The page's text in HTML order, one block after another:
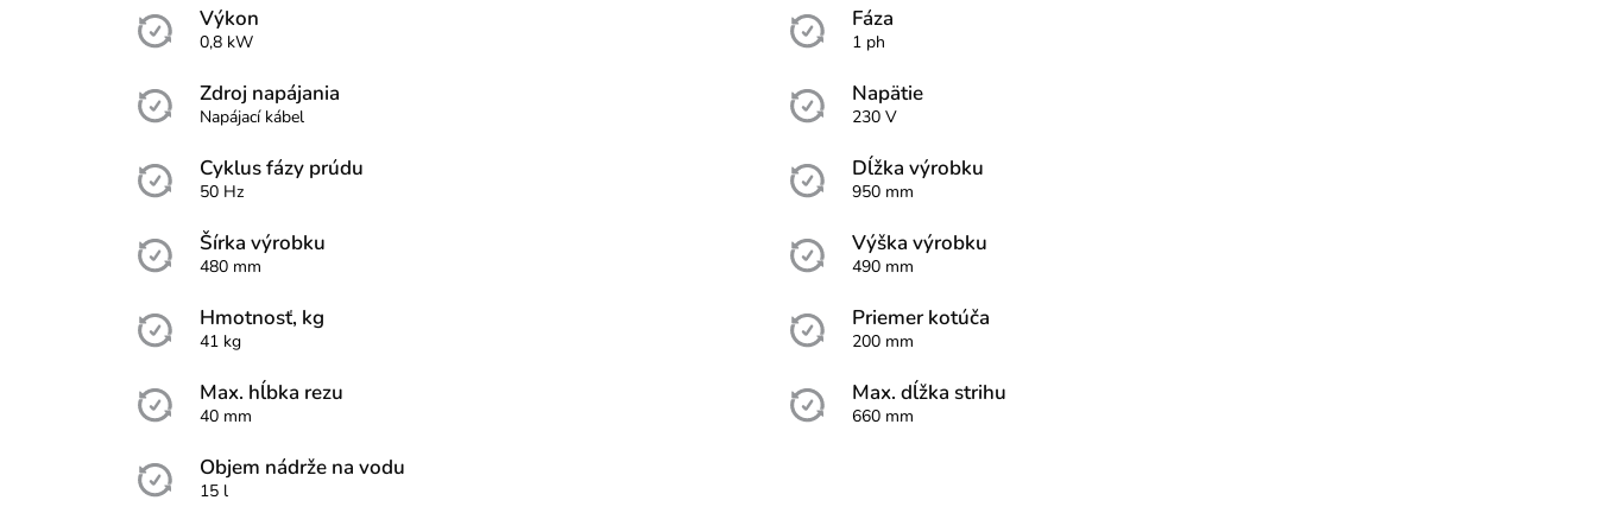
Výkon
0,8 kW
Fáza
1 ph
Zdroj napájania
Napájací kábel
Napätie
230 V
Cyklus fázy prúdu
50 Hz
Dĺžka výrobku
950 mm
Šírka výrobku
480 mm
Výška výrobku
490 mm
Hmotnosť, kg
41 kg
Priemer kotúča
200 mm
Max. hĺbka rezu
40 mm
Max. dĺžka strihu
660 mm
Objem nádrže na vodu
15 l